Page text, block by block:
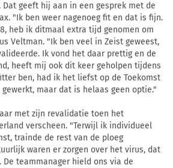
geeft hij aan in een gesprek met de
"Ik ben weer nagenoeg fit en dat is fijn.
heb ik ditmaal extra tijd genomen om
Veltman. "Ik ben veel in Zeist geweest,
Ik vond het daar prettig en de
heeft mij ook dit keer geholpen tijdens
ben, had ik het liefst op de Toekomst
maar dat is helaas geen optie."
met zijn revalidatie toen het
verscheen. "Terwijl ik individueel
trainde de rest van de ploeg
waren er zorgen over het virus, dat
teammanager hield ons via de